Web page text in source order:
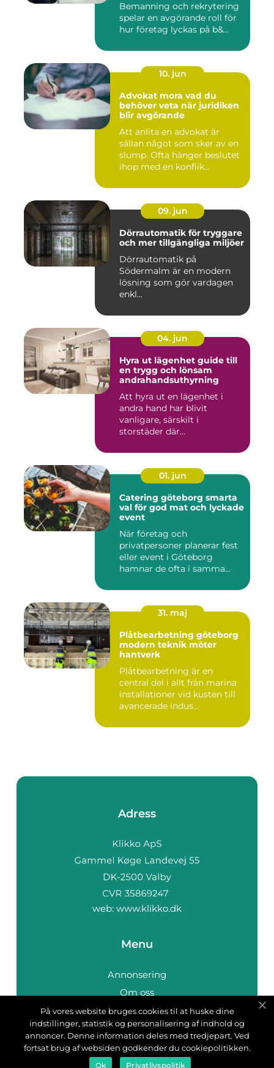
Bemanning och rekrytering
spelar en avgörande roll för
hur företag lyckas på b&...
10. jun
Advokat mora vad du
behöver veta när juridiken
blir avgörande
Att anlita en advokat är
sällan något som sker av en
slump. Ofta hänger beslutet
ihop med en konflik...
09. jun
Dörrautomatik för tryggare
och mer tillgängliga miljöer
Dörrautomatik på
Södermalm är en modern
lösning som gör vardagen
enkl...
04. jun
Hyra ut lägenhet guide till
en trygg och lönsam
andrahandsuthyrning
Att hyra ut en lägenhet i
andra hand har blivit
vanligare, särskilt i
storstäder där
01. jun
Catering göteborg smarta
val för god mat och lyckade
event
När företag och
privatpersoner planerar fest
eller event i Göteborg
hamnar de ofta i samma
31. maj
Plåtbearbetning göteborg
modern teknik möter
hantverk
Plåtbearbetning är en
central del i allt från marina
installationer vid kusten till
avancerade indus...
Adress
web: www.klikko.dk
Menu
Annonsering
Om oss
Cookies
Kontakta oss
Sitemap
På vores website bruges cookies til at huske dine
indstillinger, statistik og personalisering af indhold og
annoncer. Denne information deles med tredjepart. Ved
fortsat brug af websiden godkender du cookiepolitikken.
Ok Privatlivspolitik